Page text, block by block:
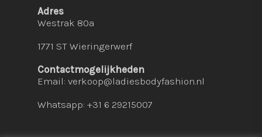
Adres
Westrak 80a
1771 ST Wieringerwerf
Contactmogelijkheden
Email: verkoop@ladiesbodyfashion.nl
Whatsapp: +31 6 29215007